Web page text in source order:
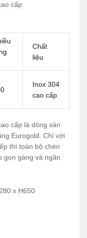
cấp
Chất
liệu
Inox 304
cao cấp
cấp là dòng sản
Eurogold. Chỉ với
thì toàn bộ chén
gọn gàng và ngăn
x H650